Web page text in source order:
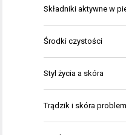
Składniki aktywne w
Środki czystości
Styl życia a skóra
Trądzik i skóra